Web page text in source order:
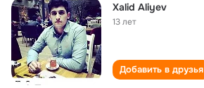
Xalid Aliyev
13 лет
Добавить в друзья